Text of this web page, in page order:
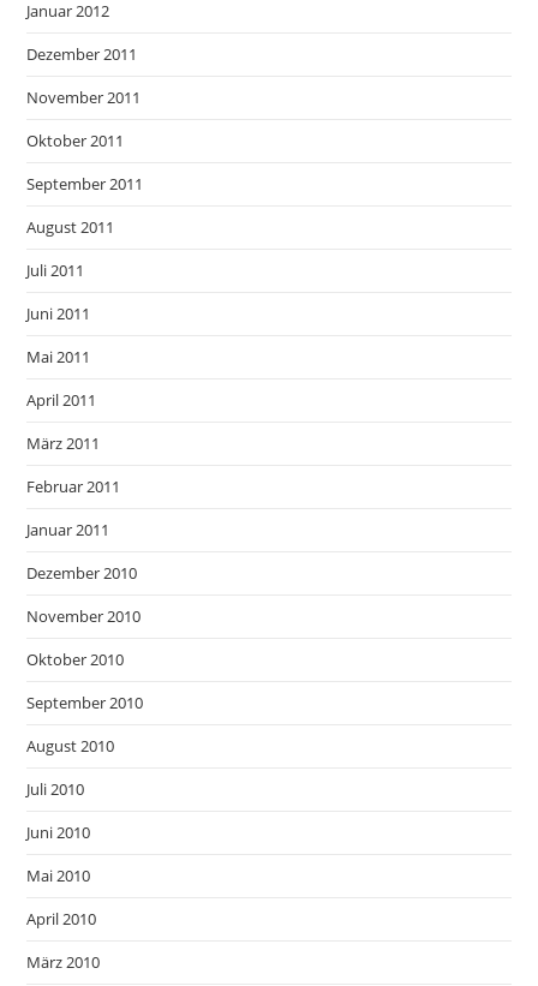
Januar 2012
Dezember 2011
November 2011
Oktober 2011
September 2011
August 2011
Juli 2011
Juni 2011
Mai 2011
April 2011
März 2011
Februar 2011
Januar 2011
Dezember 2010
November 2010
Oktober 2010
September 2010
August 2010
Juli 2010
Juni 2010
Mai 2010
April 2010
März 2010